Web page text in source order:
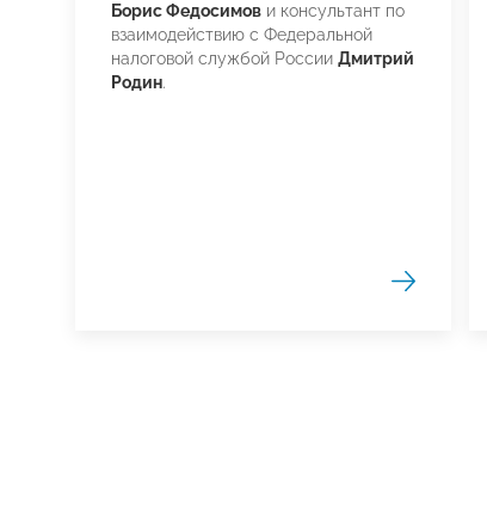
Борис Федосимов и консультант по
взаимодействию с Федеральной
налоговой службой России Дмитрий
Родин.